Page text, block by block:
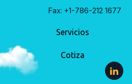
Fax: +1-786-212 1677
Servicios
Cotiza